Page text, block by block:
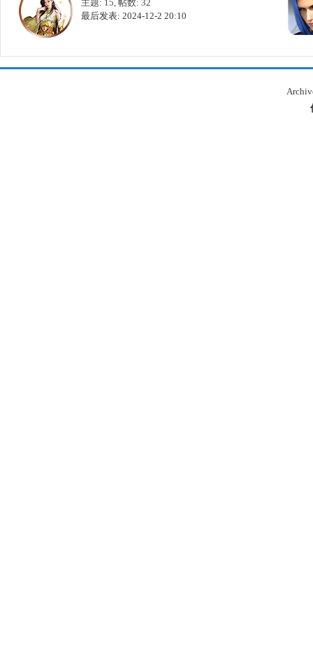
主题: 15, 帖数: 32
最后发表: 2024-12-2 20:10